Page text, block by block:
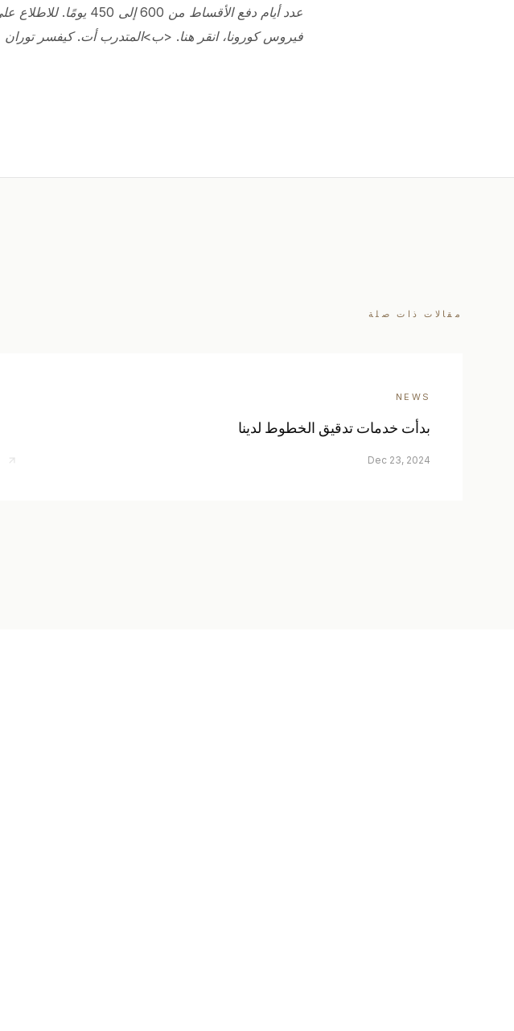
عدد أيام دفع الأقساط من 600 إلى 450 يومًا.
للاطلاع
فيروس كورونا، انقر هنا. <ب>المتدرب أت. كيفسر توران
مقالات ذات صلة
NEWS
بدأت خدمات تدقيق الخطوط لدينا
Dec 23, 2024